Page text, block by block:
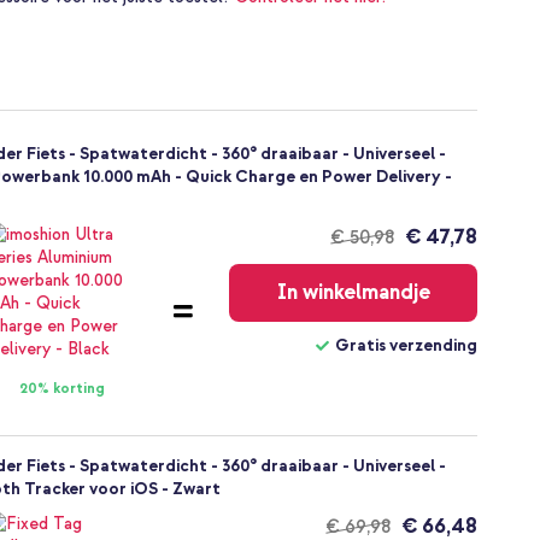
Fiets - Spatwaterdicht - 360° draaibaar - Universeel -
10.000 mAh - Quick Charge en Power Delivery -
20% korting
€ 50,98
verzending
€ 47,78
In winkelmandje
Gratis verzending
Fiets - Spatwaterdicht - 360° draaibaar - Universeel -
Tracker voor iOS - Zwart
€ 69,98 € 66,48